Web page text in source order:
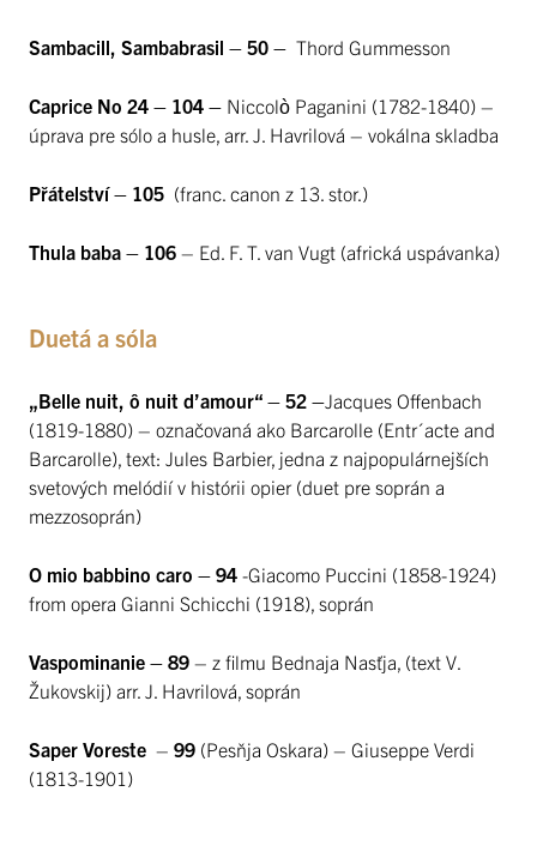
Sambacill, Sambabrasil – 50 – Thord Gummesson
Caprice No 24 – 104 – Niccolò Paganini (1782-1840) –
úprava pre sólo a husle, arr. J. Havrilová – vokálna skladba
Přátelství – 105 (franc. canon z 13. stor.)
Thula baba – 106 – Ed. F. T. van Vugt (africká uspávanka)
Duetá a sóla
„Belle nuit, ô nuit d’amour“ – 52 – Jacques Offenbach
(1819-1880) – označovaná ako Barcarolle (Entr´acte and
Barcarolle), text: Jules Barbier, jedna z najpopulárnejších
svetových melódií v histórii opier (duet pre soprán a
mezzosoprán)
O mio babbino caro – 94 -Giacomo Puccini (1858-1924)
from opera Gianni Schicchi (1918), soprán
Vaspominanie – 89 – z filmu Bednaja Nasťja, (text V.
Žukovskij) arr. J. Havrilová, soprán
Saper Voreste – 99 (Pesňja Oskara) – Giuseppe Verdi
(1813-1901)